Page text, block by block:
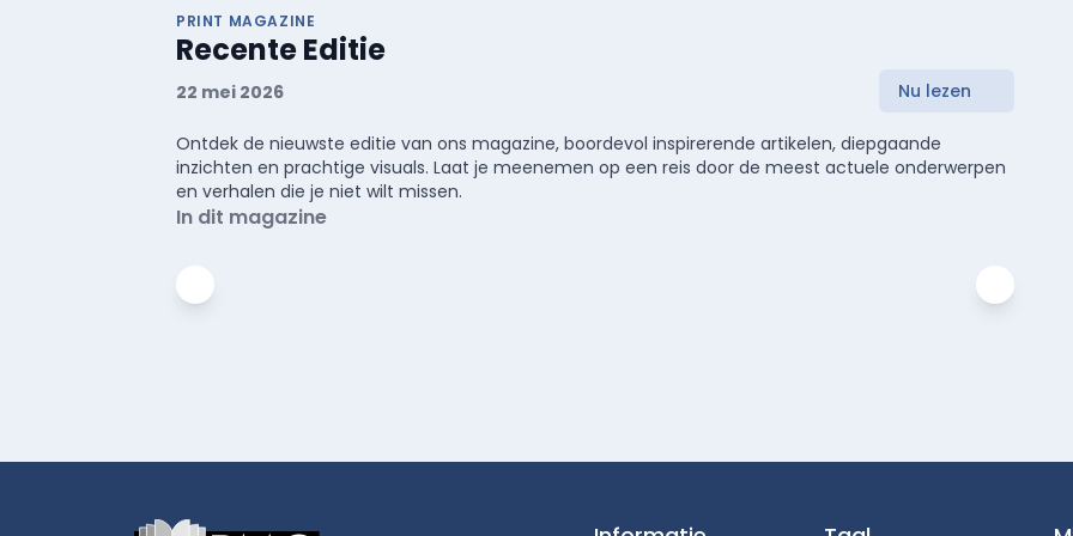
PRINT MAGAZINE
Recente Editie
22 mei 2026 Nu lezen
Ontdek de nieuwste editie van ons magazine, boordevol inspirerende artikelen, diepgaande
inzichten en prachtige visuals. Laat je meenemen op een reis door de meest actuele onderwerpen
en verhalen die je niet wilt missen.
In dit magazine